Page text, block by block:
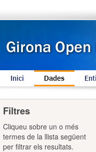
Inici Dades
Filtres
Cliqueu sobre un o més
termes de la llista següent
per filtrar els resultats.